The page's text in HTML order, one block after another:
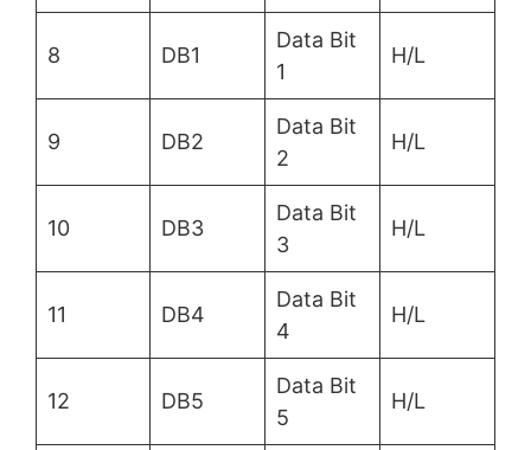
8 DB1
Data Bit
1
H/L
9 DB2
Data Bit
2
H/L
10 DB3
Data Bit
3
H/L
11 DB4
Data Bit
4
H/L
12 DB5
Data Bit
5
H/L